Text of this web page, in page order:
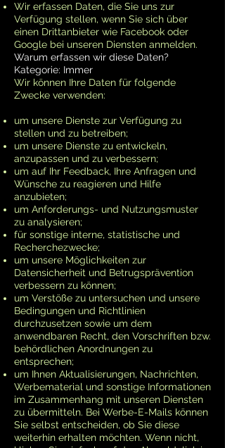
Wir erfassen Daten, die Sie uns zur
Verfügung stellen, wenn Sie sich über
einen Drittanbieter wie Facebook oder
Google bei unseren Diensten anmelden.
Warum erfassen wir diese Daten?
Kategorie: Immer
Wir können Ihre Daten für folgende
Zwecke verwenden:
um unsere Dienste zur Verfügung zu
stellen und zu betreiben;
um unsere Dienste zu entwickeln,
anzupassen und zu verbessern;
um auf Ihr Feedback, Ihre Anfragen und
Wünsche zu reagieren und Hilfe
anzubieten;
um Anforderungs- und Nutzungsmuster
zu analysieren;
für sonstige interne, statistische und
Recherchezwecke;
um unsere Möglichkeiten zur
Datensicherheit und Betrugsprävention
verbessern zu können;
um Verstöße zu untersuchen und unsere
Bedingungen und Richtlinien
durchzusetzen sowie um dem
anwendbaren Recht, den Vorschriften bzw.
behördlichen Anordnungen zu
entsprechen;
um Ihnen Aktualisierungen, Nachrichten,
Werbematerial und sonstige Informationen
im Zusammenhang mit unseren Diensten
zu übermitteln. Bei Werbe-E-Mails können
Sie selbst entscheiden, ob Sie diese
weiterhin erhalten möchten. Wenn nicht,